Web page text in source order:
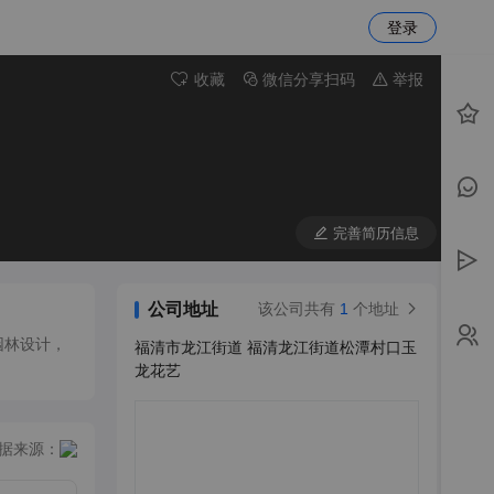
登录
收藏 微信分享扫码 举报
完善简历信息
设计，
来源：
公司地址 该公司共有 1 个地址
福清市龙江街道 福清龙江街道松潭村口玉
龙花艺